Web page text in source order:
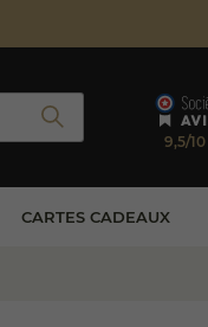
9,5/10
CARTES CADEAUX